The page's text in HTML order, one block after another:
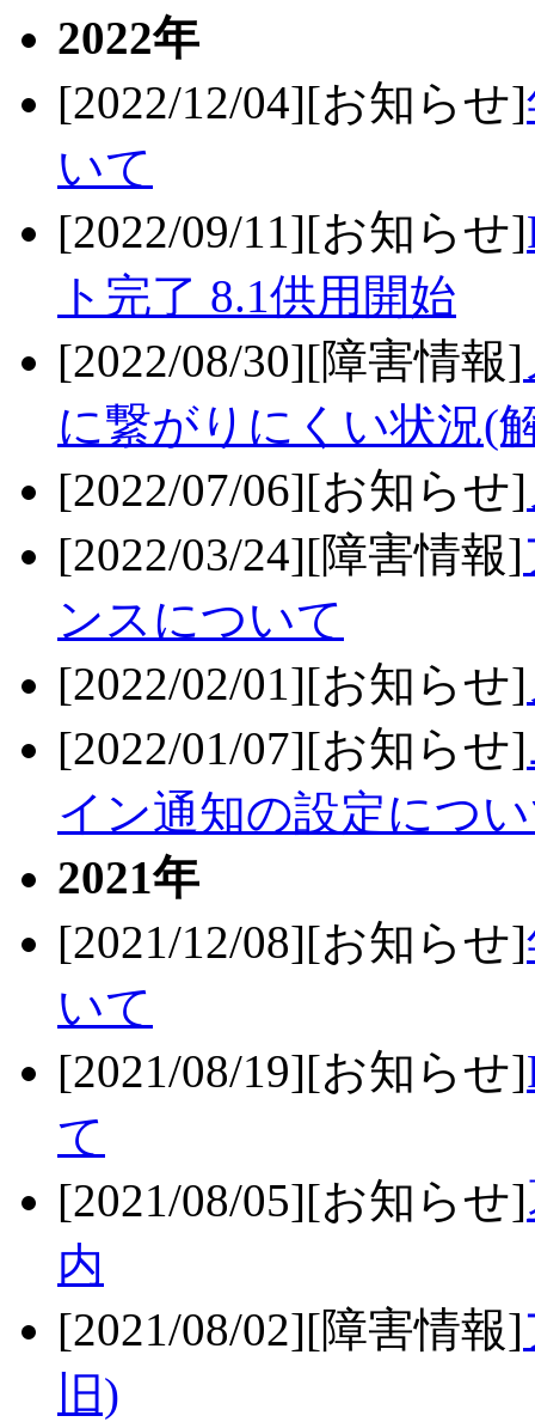
2022年
[2022/12/04][お知らせ]
いて
[2022/09/11][お知らせ]
ト完了 8.1供用開始
[2022/08/30][障害情報]
に繋がりにくい状況(
[2022/07/06][お知らせ]
[2022/03/24][障害情報]
ンスについて
[2022/02/01][お知らせ]
[2022/01/07][お知らせ]
イン通知の設定につ
2021年
[2021/12/08][お知らせ]
いて
[2021/08/19][お知らせ]
て
[2021/08/05][お知らせ]
内
[2021/08/02][障害情報]
旧)